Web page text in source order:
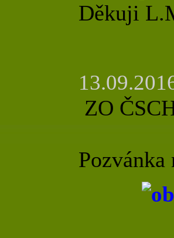
Děkuji
ZO
Pozvánka